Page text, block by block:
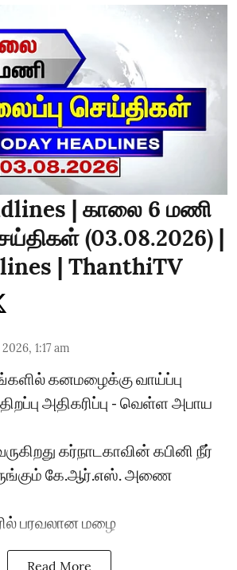
| காலை 6 மணி
(03.08.2026) |
| ThanthiTV
1:17 am
கனமழைக்கு வாய்ப்பு
அதிகரிப்பு - வெள்ள அபாய
கர்நாடகாவின் கபினி நீர்
கே.ஆர்.எஸ். அணை
பரவலான மழை
Read More